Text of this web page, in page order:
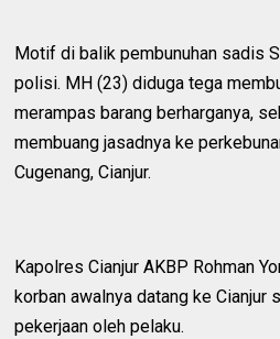
Motif di balik pembunuhan sadis
polisi. MH (23) diduga tega
merampas barang berharganya,
membuang jasadnya ke
Cugenang, Cianjur.
Kapolres Cianjur AKBP Rohman
korban awalnya datang ke Cianjur
pekerjaan oleh pelaku.